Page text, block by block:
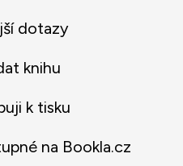
dotazy
knihu
k tisku
na Bookla.cz